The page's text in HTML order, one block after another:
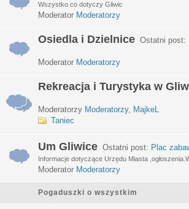
Wszystko co dotyczy Gliwic
Moderator Moderatorzy
Osiedla i Dzielnice Ostatni post:
Moderator Moderatorzy
Rekreacja i Turystyka w
Moderatorzy Moderatorzy, MajkeL
Taniec
Um Gliwice Ostatni post: Plac
Informacje dotyczące Urzędu Miasta
Moderator Moderatorzy
Pogaduszki o wszystkim